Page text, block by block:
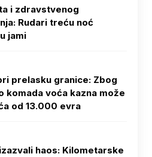
i zdravstvenog
Rudari treću noć
jami
prelasku granice: Zbog
komada voća kazna može
od 13.000 evra
haos: Kilometarske